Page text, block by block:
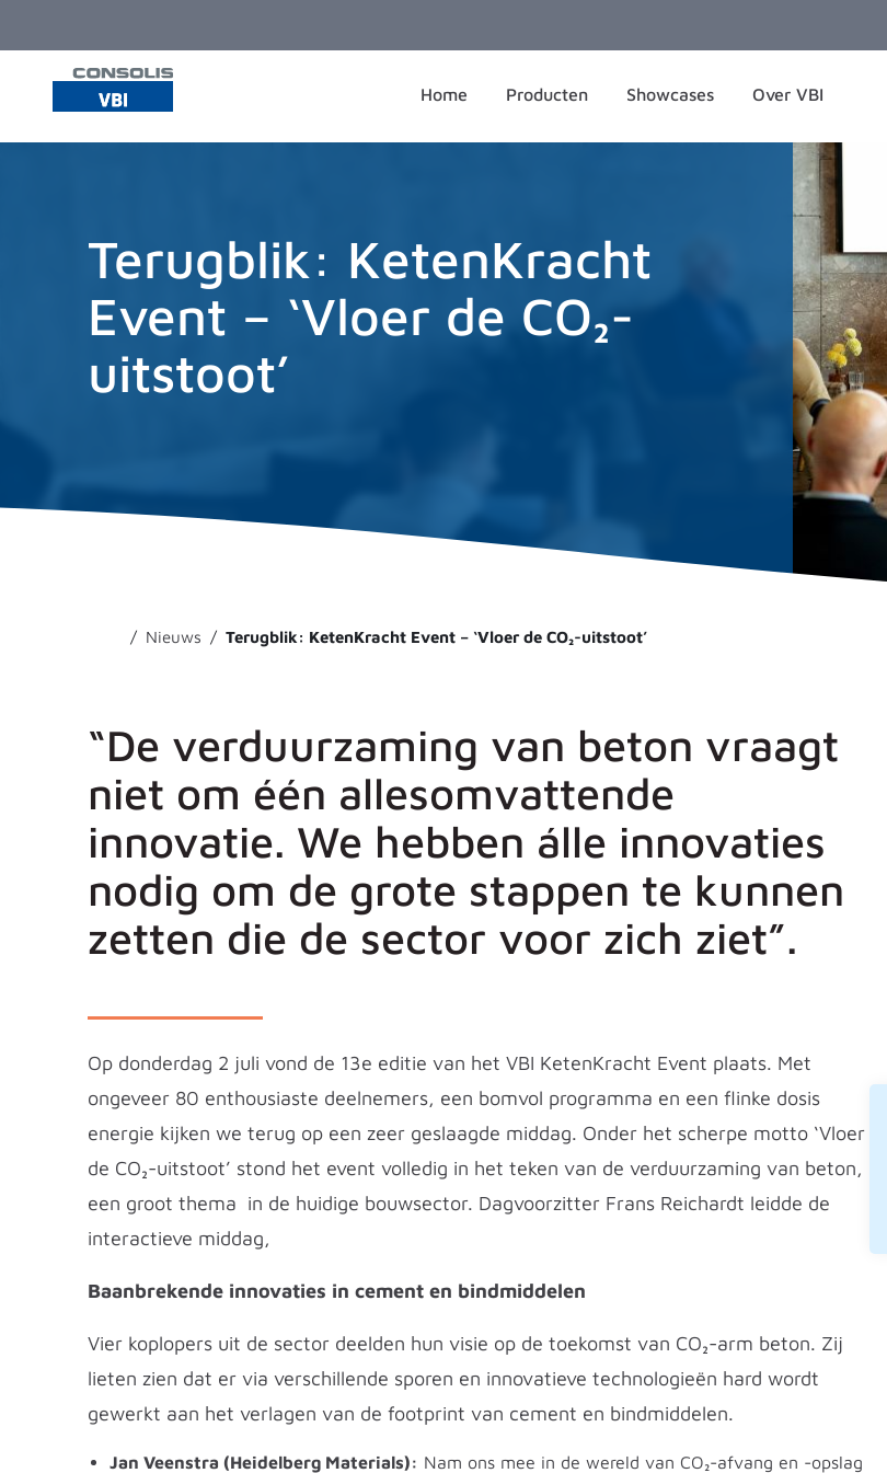
Home Producten Showcases Over VBI
Terugblik: KetenKracht
Event – ‘Vloer de CO₂-
uitstoot’
Nieuws Terugblik: KetenKracht Event – ‘Vloer de CO₂-uitstoot’
“De verduurzaming van beton vraagt
niet om één allesomvattende
innovatie. We hebben álle innovaties
nodig om de grote stappen te kunnen
zetten die de sector voor zich ziet”.
Op donderdag 2 juli vond de 13e editie van het VBI KetenKracht Event plaats. Met
ongeveer 80 enthousiaste deelnemers, een bomvol programma en een flinke dosis
energie kijken we terug op een zeer geslaagde middag. Onder het scherpe motto ‘Vloer
de CO₂-uitstoot’ stond het event volledig in het teken van de verduurzaming van beton,
een groot thema in de huidige bouwsector. Dagvoorzitter Frans Reichardt leidde de
interactieve middag,
Baanbrekende innovaties in cement en bindmiddelen
Vier koplopers uit de sector deelden hun visie op de toekomst van CO₂-arm beton. Zij
lieten zien dat er via verschillende sporen en innovatieve technologieën hard wordt
gewerkt aan het verlagen van de footprint van cement en bindmiddelen.
Jan Veenstra (Heidelberg Materials): Nam ons mee in de wereld van CO₂-afvang en -opslag